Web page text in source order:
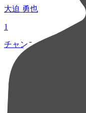
大迫 勇也
1
チャンスクリエイト総